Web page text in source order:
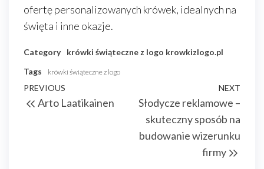
ofertę personalizowanych krówek, idealnych na
święta i inne okazje.
Category krówki świąteczne z logo krowkizlogo.pl
Tags
krówki świąteczne z logo
Nawigacja
wpisu
Previous
Post
PREVIOUS
Arto Laatikainen
NEXT
Słodycze reklamowe –
skuteczny sposób na
budowanie wizerunku
firmy